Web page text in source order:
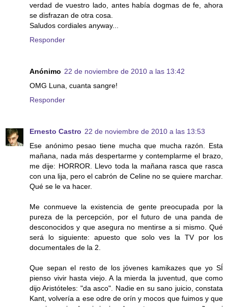
verdad de vuestro lado, antes había dogmas de fe, ahora
se disfrazan de otra cosa.
Saludos cordiales anyway...
Responder
Anónimo 22 de noviembre de 2010 a las 13:42
OMG Luna, cuanta sangre!
Responder
Ernesto Castro 22 de noviembre de 2010 a las 13:53
Ese anónimo pesao tiene mucha que mucha razón. Esta
mañana, nada más despertarme y contemplarme el brazo,
me dije: HORROR. Llevo toda la mañana rasca que rasca
con una lija, pero el cabrón de Celine no se quiere marchar.
Qué se le va hacer.
Me conmueve la existencia de gente preocupada por la
pureza de la percepción, por el futuro de una panda de
desconocidos y que asegura no mentirse a si mismo. Qué
será lo siguiente: apuesto que solo ves la TV por los
documentales de la 2.
Que sepan el resto de los jóvenes kamikazes que yo SÍ
pienso vivir hasta viejo. A la mierda la juventud, que como
dijo Aristóteles: "da asco". Nadie en su sano juicio, constata
Kant, volvería a ese odre de orín y mocos que fuimos y que